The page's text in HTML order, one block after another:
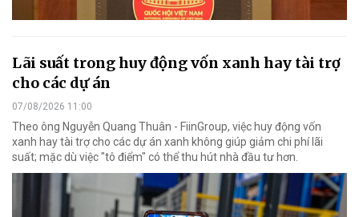
Lãi suất trong huy động vốn xanh hay tài trợ
cho các dự án
07/08/2026 11:00
Theo ông Nguyễn Quang Thuân - FiinGroup, việc huy động vốn
xanh hay tài trợ cho các dự án xanh không giúp giảm chi phí lãi
suất; mặc dù việc "tô điểm" có thể thu hút nhà đầu tư hơn.